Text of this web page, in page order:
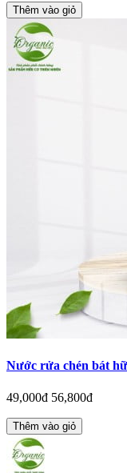
Thêm vào giỏ
Nước rửa chén bát
49,000đ 56,800đ
Thêm vào giỏ